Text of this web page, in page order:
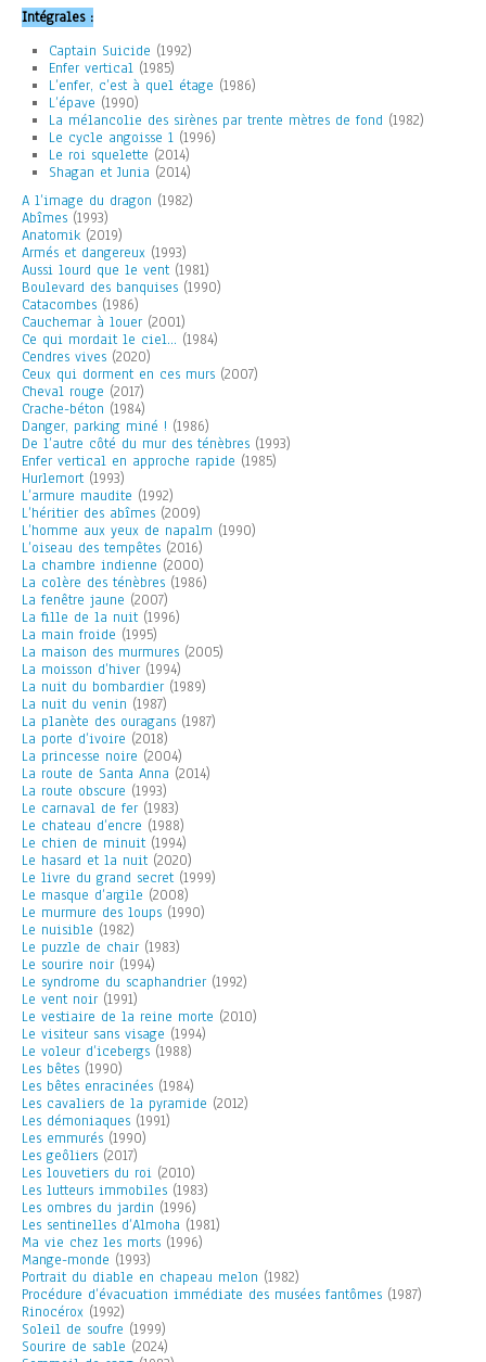
Intégrales :
Captain Suicide (1992)
Enfer vertical (1985)
L’enfer, c’est à quel étage (1986)
L’épave (1990)
La mélancolie des sirènes par trente mètres de fond (1982)
Le cycle angoisse 1 (1996)
Le roi squelette (2014)
Shagan et Junia (2014)
A l’image du dragon (1982)
Abîmes (1993)
Anatomik (2019)
Armés et dangereux (1993)
Aussi lourd que le vent (1981)
Boulevard des banquises (1990)
Catacombes (1986)
Cauchemar à louer (2001)
Ce qui mordait le ciel… (1984)
Cendres vives (2020)
Ceux qui dorment en ces murs (2007)
Cheval rouge (2017)
Crache-béton (1984)
Danger, parking miné ! (1986)
De l’autre côté du mur des ténèbres (1993)
Enfer vertical en approche rapide (1985)
Hurlemort (1993)
L’armure maudite (1992)
L’héritier des abîmes (2009)
L’homme aux yeux de napalm (1990)
L’oiseau des tempêtes (2016)
La chambre indienne (2000)
La colère des ténèbres (1986)
La fenêtre jaune (2007)
La fille de la nuit (1996)
La main froide (1995)
La maison des murmures (2005)
La moisson d’hiver (1994)
La nuit du bombardier (1989)
La nuit du venin (1987)
La planète des ouragans (1987)
La porte d’ivoire (2018)
La princesse noire (2004)
La route de Santa Anna (2014)
La route obscure (1993)
Le carnaval de fer (1983)
Le chateau d’encre (1988)
Le chien de minuit (1994)
Le hasard et la nuit (2020)
Le livre du grand secret (1999)
Le masque d’argile (2008)
Le murmure des loups (1990)
Le nuisible (1982)
Le puzzle de chair (1983)
Le sourire noir (1994)
Le syndrome du scaphandrier (1992)
Le vent noir (1991)
Le vestiaire de la reine morte (2010)
Le visiteur sans visage (1994)
Le voleur d’icebergs (1988)
Les bêtes (1990)
Les bêtes enracinées (1984)
Les cavaliers de la pyramide (2012)
Les démoniaques (1991)
Les emmurés (1990)
Les geôliers (2017)
Les louvetiers du roi (2010)
Les lutteurs immobiles (1983)
Les ombres du jardin (1996)
Les sentinelles d’Almoha (1981)
Ma vie chez les morts (1996)
Mange-monde (1993)
Portrait du diable en chapeau melon (1982)
Procédure d’évacuation immédiate des musées fantômes (1987)
Rinocérox (1992)
Soleil de soufre (1999)
Sourire de sable (2024)